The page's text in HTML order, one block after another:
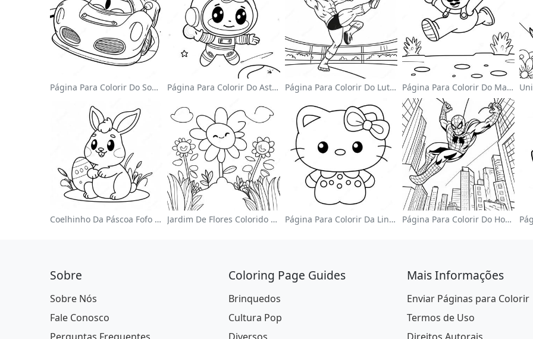
Página Para Colorir Do Sonic Velocista Página Para Colorir Do Astronauta Fofo Flutuando No Espaço Página Para Colorir Do Lutador Da Wwe Pulando Sobre O Oponente Página Para Colorir Do Mario Pulando Sobre Goombas
Coelhinho Da Páscoa Fofo Página Para Colorir Jardim De Flores Colorido Página Para Colorir Página Para Colorir Da Linda Hello Kitty Com Laço Página Para Colorir Do Homem-Aranha Balançando Pela Cidade
Sobre
Sobre Nós
Fale Conosco
Coloring Page Guides
Brinquedos
Cultura Pop
Mais Informações
Enviar Páginas para Colorir
Termos de Uso